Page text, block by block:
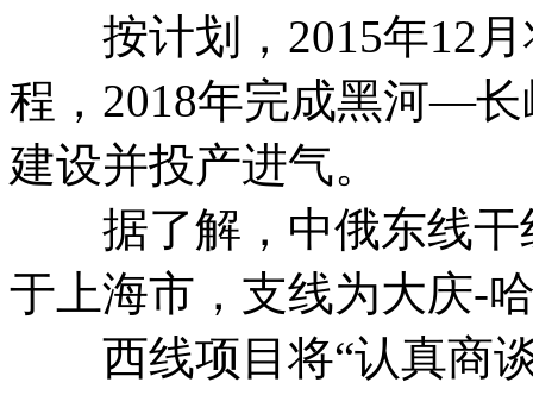
按计划，2015年12月
程，2018年完成黑河—
建设并投产进气。
据了解，中俄东线干
于上海市，支线为大庆-
西线项目将“认真商